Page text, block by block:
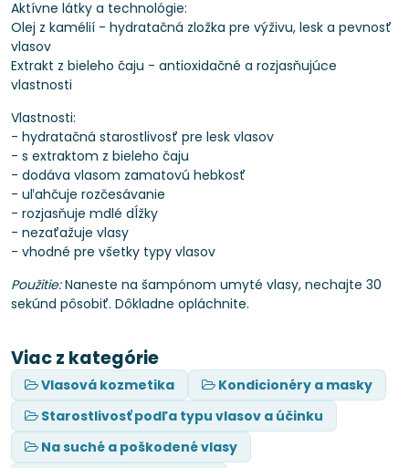
Aktívne látky a technológie:
Olej z kamélií - hydratačná zložka pre výživu, lesk a pevnosť
vlasov
Extrakt z bieleho čaju - antioxidačné a rozjasňujúce
vlastnosti
Vlastnosti:
- hydratačná starostlivosť pre lesk vlasov
- s extraktom z bieleho čaju
- dodáva vlasom zamatovú hebkosť
- uľahčuje rozčesávanie
- rozjasňuje mdlé dĺžky
- nezaťažuje vlasy
- vhodné pre všetky typy vlasov
Použitie:Naneste na šampónom umyté vlasy, nechajte 30
sekúnd pôsobiť. Dôkladne opláchnite.
Viac z kategórie
Vlasová kozmetika
Kondicionéry a masky
Starostlivosť podľa typu vlasov a účinku
Na suché a poškodené vlasy